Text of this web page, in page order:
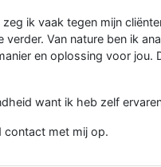
zeg ik vaak tegen mijn
verder. Van nature ben ik
en oplossing voor jou.
want ik heb zelf
contact met mij op.